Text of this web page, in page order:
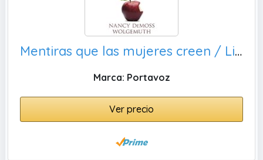
Mentiras que las mujeres creen / Lies Women Believe: Y La Verdad Que Las Hace Libres / and the Truth That Sets Them Free
Marca: Portavoz
Ver precio